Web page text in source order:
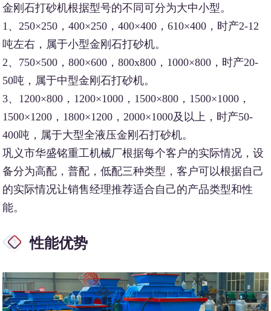
金刚石打砂机根据型号的不同可分为大中小型。
1、250×250，400×250，400×400，610×400，时产2-12
吨左右，属于小型金刚石打砂机。
2、750×500，800×600，800x800，1000×800，时产20-
50吨，属于中型金刚石打砂机。
3、1200×800，1200×1000，1500×800，1500×1000，
1500×1200，1800×1200，2000×1000及以上，时产50-
400吨，属于大型全液压金刚石打砂机。
巩义市华盛铭重工机械厂根据每个客户的实际情况，设
备分为高配，普配，低配三种类型，客户可以根据自己
的实际情况让销售经理推荐适合自己的产品类型和性
能。
性能优势